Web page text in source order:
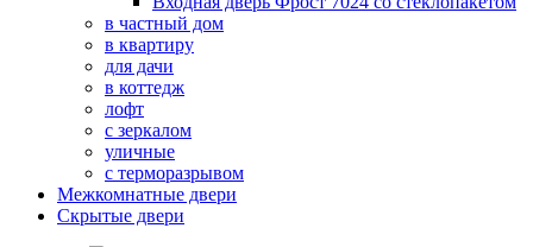
в частный дом
в квартиру
для дачи
в коттедж
лофт
с зеркалом
уличные
с терморазрывом
Межкомнатные двери
Скрытые двери